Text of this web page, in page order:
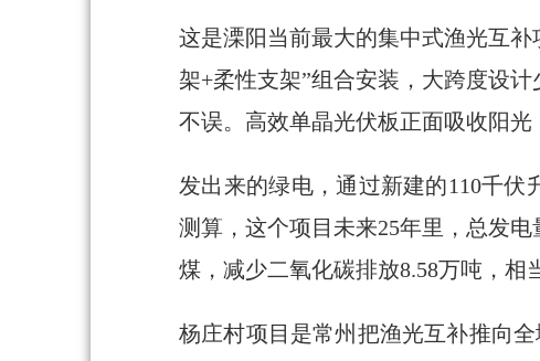
这是溧阳当前最大的集中式渔光互
架+柔性支架”组合安装，大跨度设
不误。高效单晶光伏板正面吸收阳光
发出来的绿电，通过新建的110千伏
测算，这个项目未来25年里，总发
煤，减少二氧化碳排放8.58万吨，相
杨庄村项目是常州把渔光互补推向